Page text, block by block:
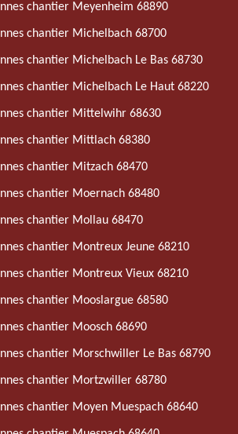
chantier Meyenheim 68890
chantier Michelbach 68700
chantier Michelbach Le Bas 68730
chantier Michelbach Le Haut 68220
chantier Mittelwihr 68630
chantier Mittlach 68380
chantier Mitzach 68470
chantier Moernach 68480
chantier Mollau 68470
chantier Montreux Jeune 68210
chantier Montreux Vieux 68210
chantier Mooslargue 68580
chantier Moosch 68690
chantier Morschwiller Le Bas 68790
chantier Mortzwiller 68780
chantier Moyen Muespach 68640